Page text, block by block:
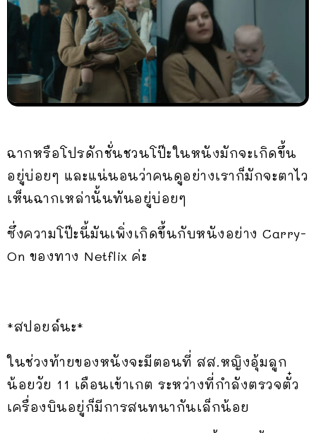
ฉากหรือโปรดักชั่นชวนโป๊ะในหนังมักจะเกิดขึ้น
อยู่บ่อยๆ และแน่นอนว่าคนดูอย่างเราก็มักจะตาไว
เห็นฉากเหล่านั้นทันอยู่บ่อยๆ
ซึ่งความโป๊ะนี้มันเพิ่งเกิดขึ้นกับหนังอย่าง Carry-
On ของทาง Netflix ค่ะ
*สปอยล์นะ*
ในช่วงท้ายของหนังจะมีตอนที่ สส.หญิงอุ้มลูก
น้อยวัย 11 เดือนเข้าเกต ระหว่างที่กำลังตรวจตั๋ว
เครื่องบินอยู่ก็มีการสนทนากันเล็กน้อย